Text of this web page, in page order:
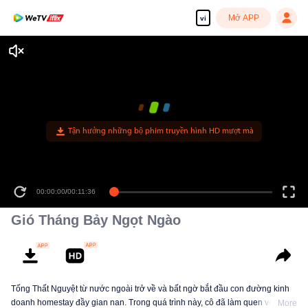
vi Mở APP
Tận hưởng những bộ phim truyền hình HD mượt mà
00:00:00/00:11:36
Gió Tháng Bảy Ngọt Ngào
Tống Thất Nguyệt từ nước ngoài trở về và bất ngờ bắt đầu con đường kinh
doanh homestay đầy gian nan. Trong quá trình này, cô đã làm quen với một
More